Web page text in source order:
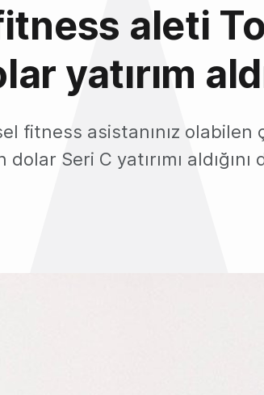
aleti
yatırım
fitness asistanınız olabilen
Seri C yatırımı aldığını